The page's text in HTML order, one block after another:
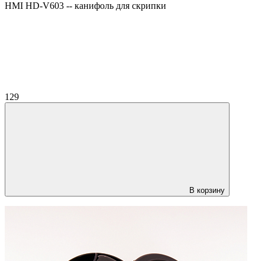
HMI HD-V603 -- канифоль для скрипки
129
В корзину